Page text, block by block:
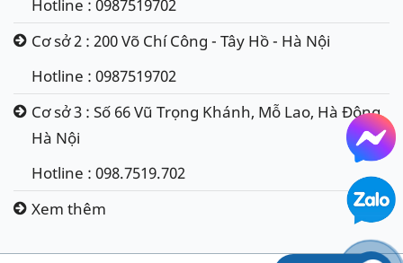
Hotline : 0987519702
Cơ sở 2 : 200 Võ Chí Công - Tây Hồ - Hà Nội
Hotline : 0987519702
Cơ sở 3 : Số 66 Vũ Trọng Khánh, Mỗ Lao, Hà Đông,
Hà Nội
Hotline : 098.7519.702
Xem thêm